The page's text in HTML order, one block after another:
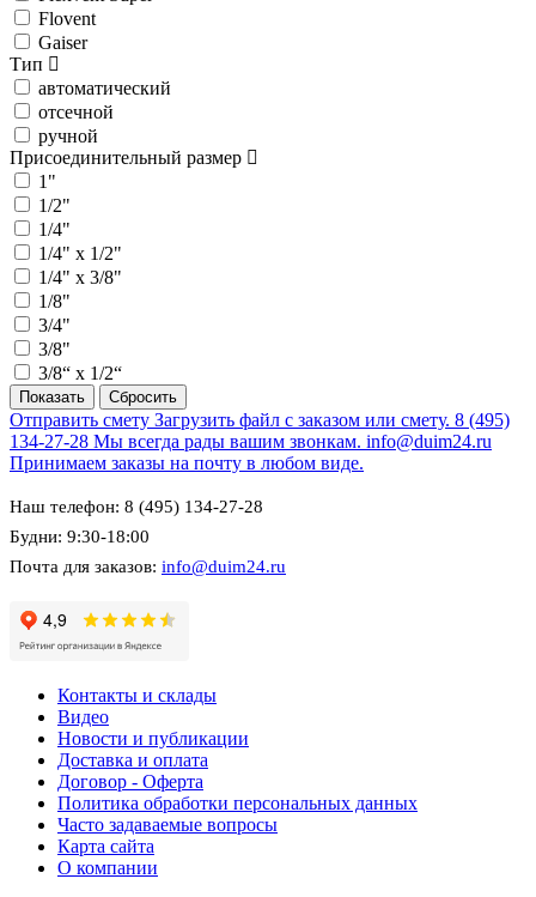
Flovent
Gaiser
Тип
автоматический
отсечной
ручной
Присоединительный размер
1"
1/2"
1/4"
1/4" х 1/2"
1/4" х 3/8"
1/8"
3/4"
3/8"
3/8“ х 1/2“
Отправить смету Загрузить файл с заказом или смету. 8 (495)
134-27-28 Мы всегда рады вашим звонкам. info@duim24.ru
Принимаем заказы на почту в любом виде.
Наш телефон: 8 (495) 134-27-28
Будни: 9:30-18:00
Почта для заказов: info@duim24.ru
Контакты и склады
Видео
Новости и публикации
Доставка и оплата
Договор - Оферта
Политика обработки персональных данных
Часто задаваемые вопросы
Карта сайта
О компании